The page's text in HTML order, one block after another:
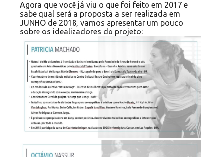
Agora que você já viu o que foi feito em 2017 e
sabe qual será a proposta a ser realizada em
JUNHO de 2018, vamos apresentar um pouco
sobre os idealizadores do projeto: